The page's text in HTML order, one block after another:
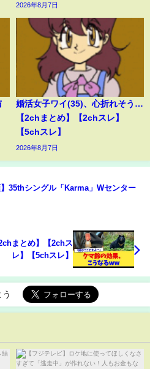
2026年8月7日
婚活女子ワイ(35)、心折れそう…
【2chまとめ】【2chスレ】
【5chスレ】
2026年8月7日
】35thシングル「Karma」Wセンター
まとめ】【2chス
レ】【5chスレ】